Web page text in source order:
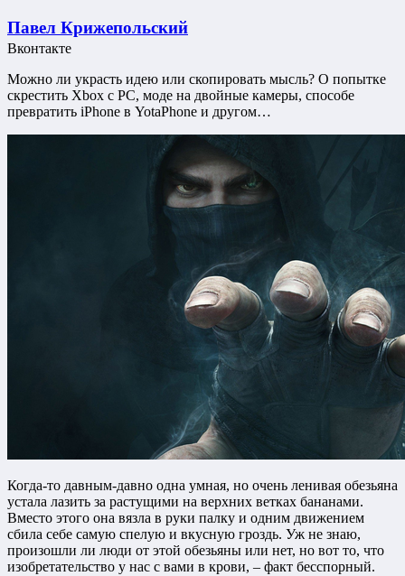
Павел Крижепольский
Вконтакте
Можно ли украсть идею или скопировать мысль? О попытке
скрестить Xbox с PC, моде на двойные камеры, способе
превратить iPhone в YotaPhone и другом…
Когда-то давным-давно одна умная, но очень ленивая обезьяна
устала лазить за растущими на верхних ветках бананами.
Вместо этого она вязла в руки палку и одним движением
сбила себе самую спелую и вкусную гроздь. Уж не знаю,
произошли ли люди от этой обезьяны или нет, но вот то, что
изобретательство у нас с вами в крови, – факт бесспорный.